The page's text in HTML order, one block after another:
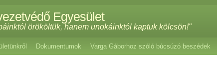
Egyesület
örököltük, hanem unokáinktól kaptuk kölcsön!"
Dokumentumok Varga Gáborhoz szóló búcsúzó beszédek